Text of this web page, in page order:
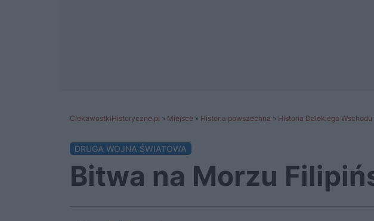
CiekawostkiHistoryczne.pl » Miejsce » Historia powszechna » Historia Dalekiego Wschodu
DRUGA WOJNA ŚWIATOWA
Bitwa na Morzu